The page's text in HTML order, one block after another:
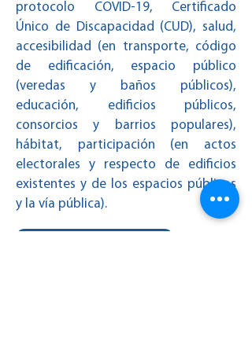
protocolo COVID-19, Certificado
Único de Discapacidad (CUD), salud,
accesibilidad (en transporte, código
de edificación, espacio público
(veredas y baños públicos),
educación, edificios públicos,
consorcios y barrios populares),
hábitat, participación (en actos
electorales y respecto de edificios
existentes y de los espacios públicos
y la vía pública).